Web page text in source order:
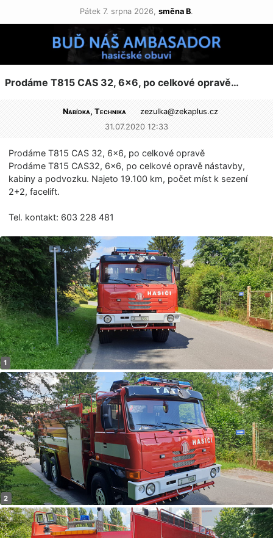
Pátek 7. srpna 2026, směna B.
Prodáme T815 CAS 32, 6×6, po celkové opravě…
Nabídka, Technika zezulka@zekaplus.cz
31.07.2020 12:33
Prodáme T815 CAS 32, 6×6, po celkové opravě
Prodáme T815 CAS32, 6×6, po celkové opravě nástavby,
kabiny a podvozku. Najeto 19.100 km, počet míst k sezení
2+2, facelift.
Tel. kontakt: 603 228 481